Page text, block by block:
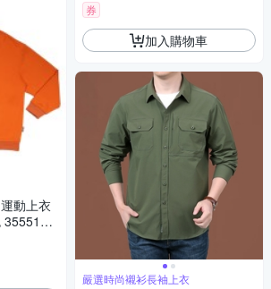
動上衣
券
加入購物車
嚴選時尚襯衫長袖上衣